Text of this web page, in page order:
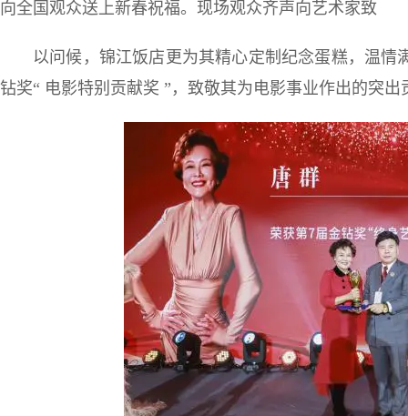
向全国观众送上新春祝福。现场观众齐声向艺术家致
以问候，锦江饭店更为其精心定制纪念蛋糕，温
钻奖“ 电影特别贡献奖 ”，致敬其为电影事业作出的突出